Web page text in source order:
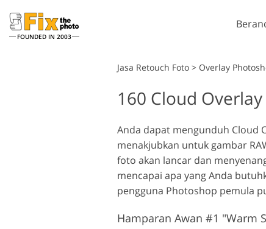
FOUNDED IN 2003
Lightroom
Lightroom Presets
Preset Kesepakatan
Terbaik
Koleksi Seluler
Ps
Ps
Jasa Retouch Foto > Overlay
160 Cloud
Anda dapat mengunduh Cloud
menakjubkan untuk gambar
foto akan lancar dan
mencapai apa yang Anda
pengguna Photoshop pemula
Hamparan Awan #1 "Warm